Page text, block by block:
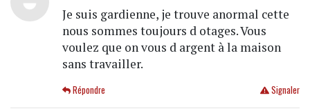
Je suis gardienne, je trouve anormal cette
nous sommes toujours d otages. Vous
voulez que on vous d argent à la maison
sans travailler.
Signaler
Répondre